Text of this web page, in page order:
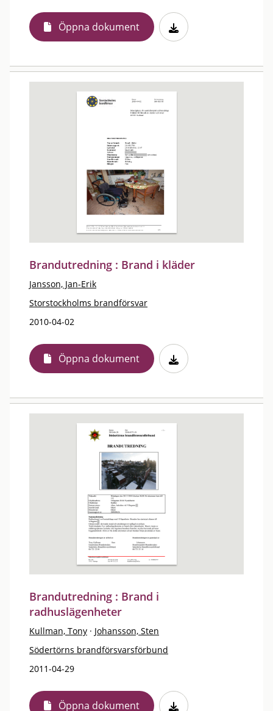
Öppna dokument
Brandutredning : Brand i kläder
Jansson, Jan-Erik
Storstockholms brandförsvar
2010-04-02
Öppna dokument
Brandutredning : Brand i
radhuslägenheter
Kullman, Tony · Johansson, Sten
Södertörns brandförsvarsförbund
2011-04-29
Öppna dokument